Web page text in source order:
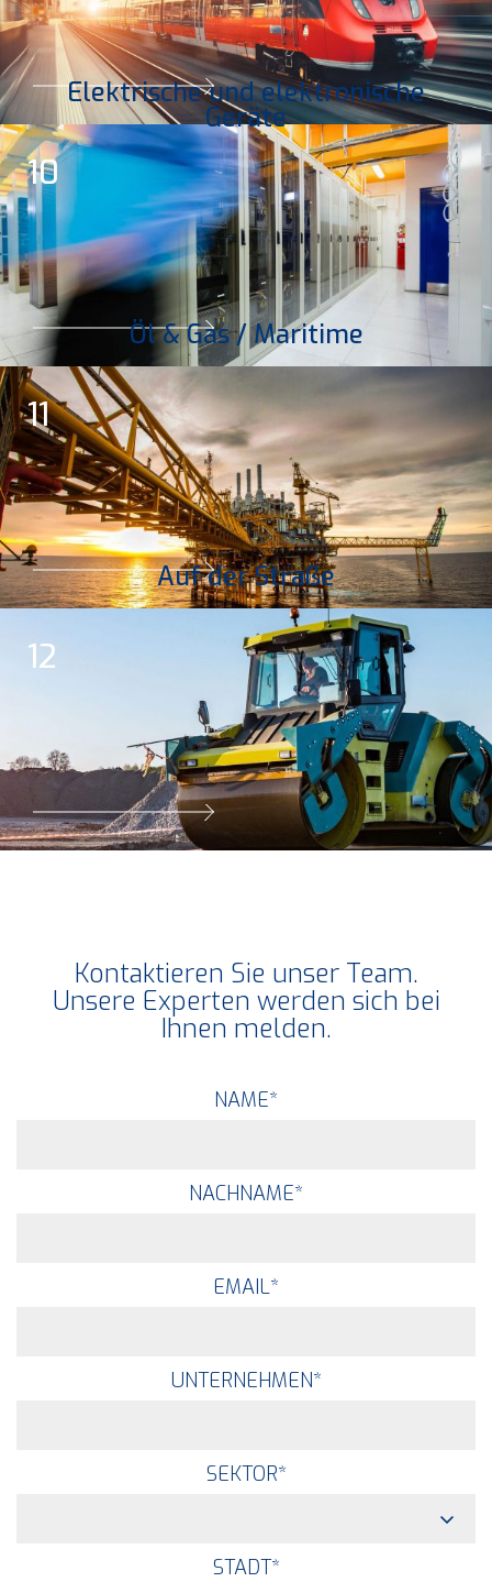
10
Elektrische und elektronische
Geräte
11
Öl & Gas / Maritime
12
Auf der Straße
Kontaktieren Sie unser Team.
Unsere Experten werden sich bei
Ihnen melden.
NAME*
NACHNAME*
EMAIL*
UNTERNEHMEN*
SEKTOR*
STADT*